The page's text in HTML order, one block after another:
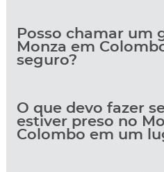
Posso chamar um
Monza em
seguro?
O que devo fazer
estiver preso no
Colombo em um